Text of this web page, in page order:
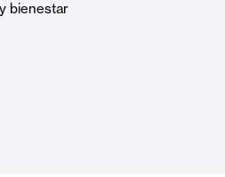
bienestar